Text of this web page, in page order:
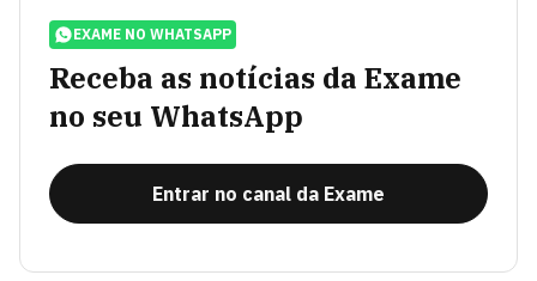
EXAME NO WHATSAPP
Receba as notícias da Exame
no seu WhatsApp
Entrar no canal da Exame